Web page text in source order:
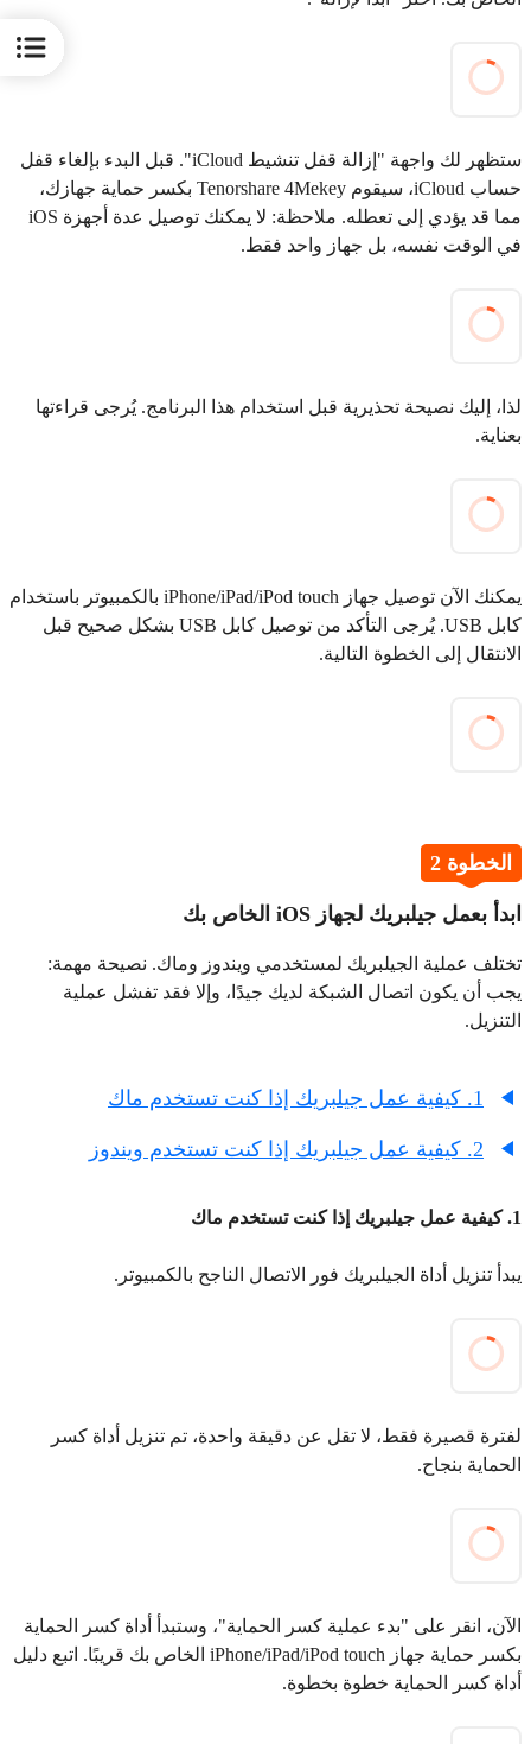
ستظهر لك واجهة "إزالة قفل تنشيط iCloud". قبل البدء بإلغاء قفل
حساب iCloud، سيقوم Tenorshare 4Mekey بكسر حماية جهازك،
مما قد يؤدي إلى تعطله. ملاحظة: لا يمكنك توصيل عدة أجهزة iOS
في الوقت نفسه، بل جهاز واحد فقط.
لذا، إليك نصيحة تحذيرية قبل استخدام هذا البرنامج. يُرجى قراءتها
بعناية.
يمكنك الآن توصيل جهاز iPhone/iPad/iPod touch بالكمبيوتر باستخدام
كابل USB. يُرجى التأكد من توصيل كابل USB بشكل صحيح قبل
الانتقال إلى الخطوة التالية.
الخطوة 2
ابدأ بعمل جيلبريك لجهاز iOS الخاص بك
تختلف عملية الجيلبريك لمستخدمي ويندوز وماك. نصيحة مهمة:
يجب أن يكون اتصال الشبكة لديك جيدًا، وإلا فقد تفشل عملية
التنزيل.
1. كيفية عمل جيلبريك إذا كنت تستخدم ماك
2. كيفية عمل جيلبريك إذا كنت تستخدم ويندوز
1. كيفية عمل جيلبريك إذا كنت تستخدم ماك
يبدأ تنزيل أداة الجيلبريك فور الاتصال الناجح بالكمبيوتر.
لفترة قصيرة فقط، لا تقل عن دقيقة واحدة، تم تنزيل أداة كسر
الحماية بنجاح.
الآن، انقر على "بدء عملية كسر الحماية"، وستبدأ أداة كسر الحماية
بكسر حماية جهاز iPhone/iPad/iPod touch الخاص بك قريبًا. اتبع دليل
أداة كسر الحماية خطوة بخطوة.